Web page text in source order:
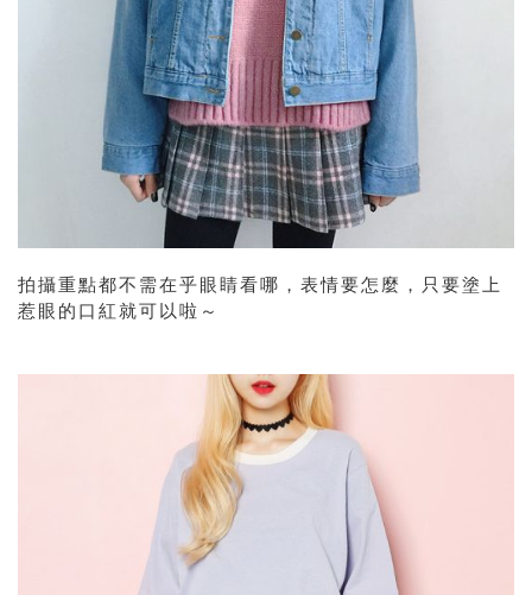
拍攝重點都不需在乎眼睛看哪，表情要怎麼，只要塗上
惹眼的口紅就可以啦～